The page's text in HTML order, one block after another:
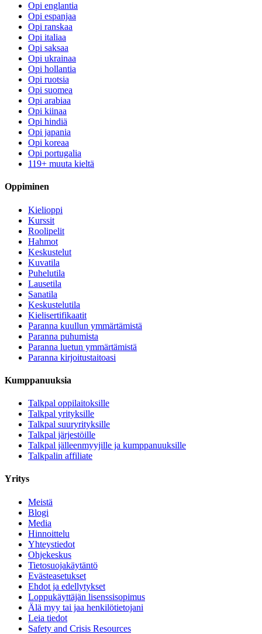
Opi englantia
Opi espanjaa
Opi ranskaa
Opi italiaa
Opi saksaa
Opi ukrainaa
Opi hollantia
Opi ruotsia
Opi suomea
Opi arabiaa
Opi kiinaa
Opi hindiä
Opi japania
Opi koreaa
Opi portugalia
119+ muuta kieltä
Oppiminen
Kielioppi
Kurssit
Roolipelit
Hahmot
Keskustelut
Kuvatila
Puhelutila
Lausetila
Sanatila
Keskustelutila
Kielisertifikaatit
Paranna kuullun ymmärtämistä
Paranna puhumista
Paranna luetun ymmärtämistä
Paranna kirjoitustaitoasi
Kumppanuuksia
Talkpal oppilaitoksille
Talkpal yrityksille
Talkpal suuryrityksille
Talkpal järjestöille
Talkpal jälleenmyyjille ja kumppanuuksille
Talkpalin affiliate
Yritys
Meistä
Blogi
Media
Hinnoittelu
Yhteystiedot
Ohjekeskus
Tietosuojakäytäntö
Evästeasetukset
Ehdot ja edellytykset
Loppukäyttäjän lisenssisopimus
Älä myy tai jaa henkilötietojani
Leia tiedot
Safety and Crisis Resources